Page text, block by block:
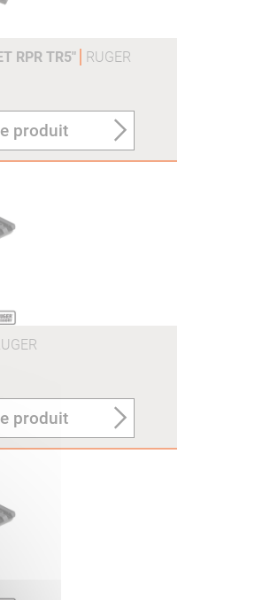
RPR TR5" RUGER
produit
produit